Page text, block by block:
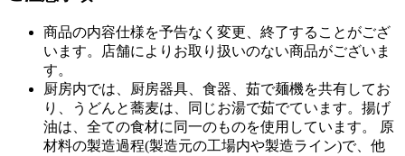
商品の内容仕様を予告なく変更、終了することがござ
います。店舗によりお取り扱いのない商品がございま
す。
厨房内では、厨房器具、食器、茹で麺機を共有してお
り、うどんと蕎麦は、同じお湯で茹でています。揚げ
油は、全ての食材に同一のものを使用しています。 原
材料の製造過程(製造元の工場内や製造ライン)で、他